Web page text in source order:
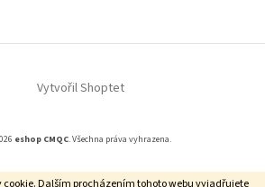
Vytvořil Shoptet
eshop CMQC. Všechna práva vyhrazena.